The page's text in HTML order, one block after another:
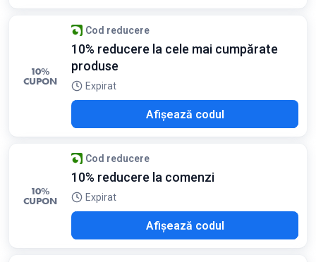
10%
CUPON
Cod reducere
10% reducere la cele mai cumpărate
produse
Expirat
Afișează codul
10%
CUPON
Cod reducere
10% reducere la comenzi
Expirat
Afișează codul